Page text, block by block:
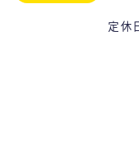
定休